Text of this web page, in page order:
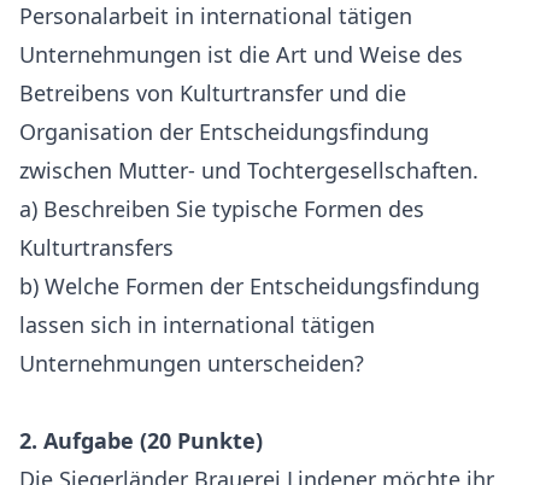
Personalarbeit in international tätigen
Unternehmungen ist die Art und Weise des
Betreibens von Kulturtransfer und die
Organisation der Entscheidungsfindung
zwischen Mutter- und Tochtergesellschaften.
a) Beschreiben Sie typische Formen des
Kulturtransfers
b) Welche Formen der Entscheidungsfindung
lassen sich in international tätigen
Unternehmungen unterscheiden?
2. Aufgabe (20 Punkte)
Die Siegerländer Brauerei Lindener möchte ihr